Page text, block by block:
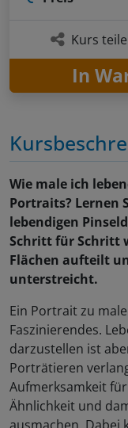
Wie male ich
Portraits? Lernen
lebendigen
Schritt für Schritt
Flächen aufteilt
unterstreicht.
Ein Portrait zu
Faszinierendes.
darzustellen ist
Porträtieren
Aufmerksamkeit
Ähnlichkeit und
Kurs
In